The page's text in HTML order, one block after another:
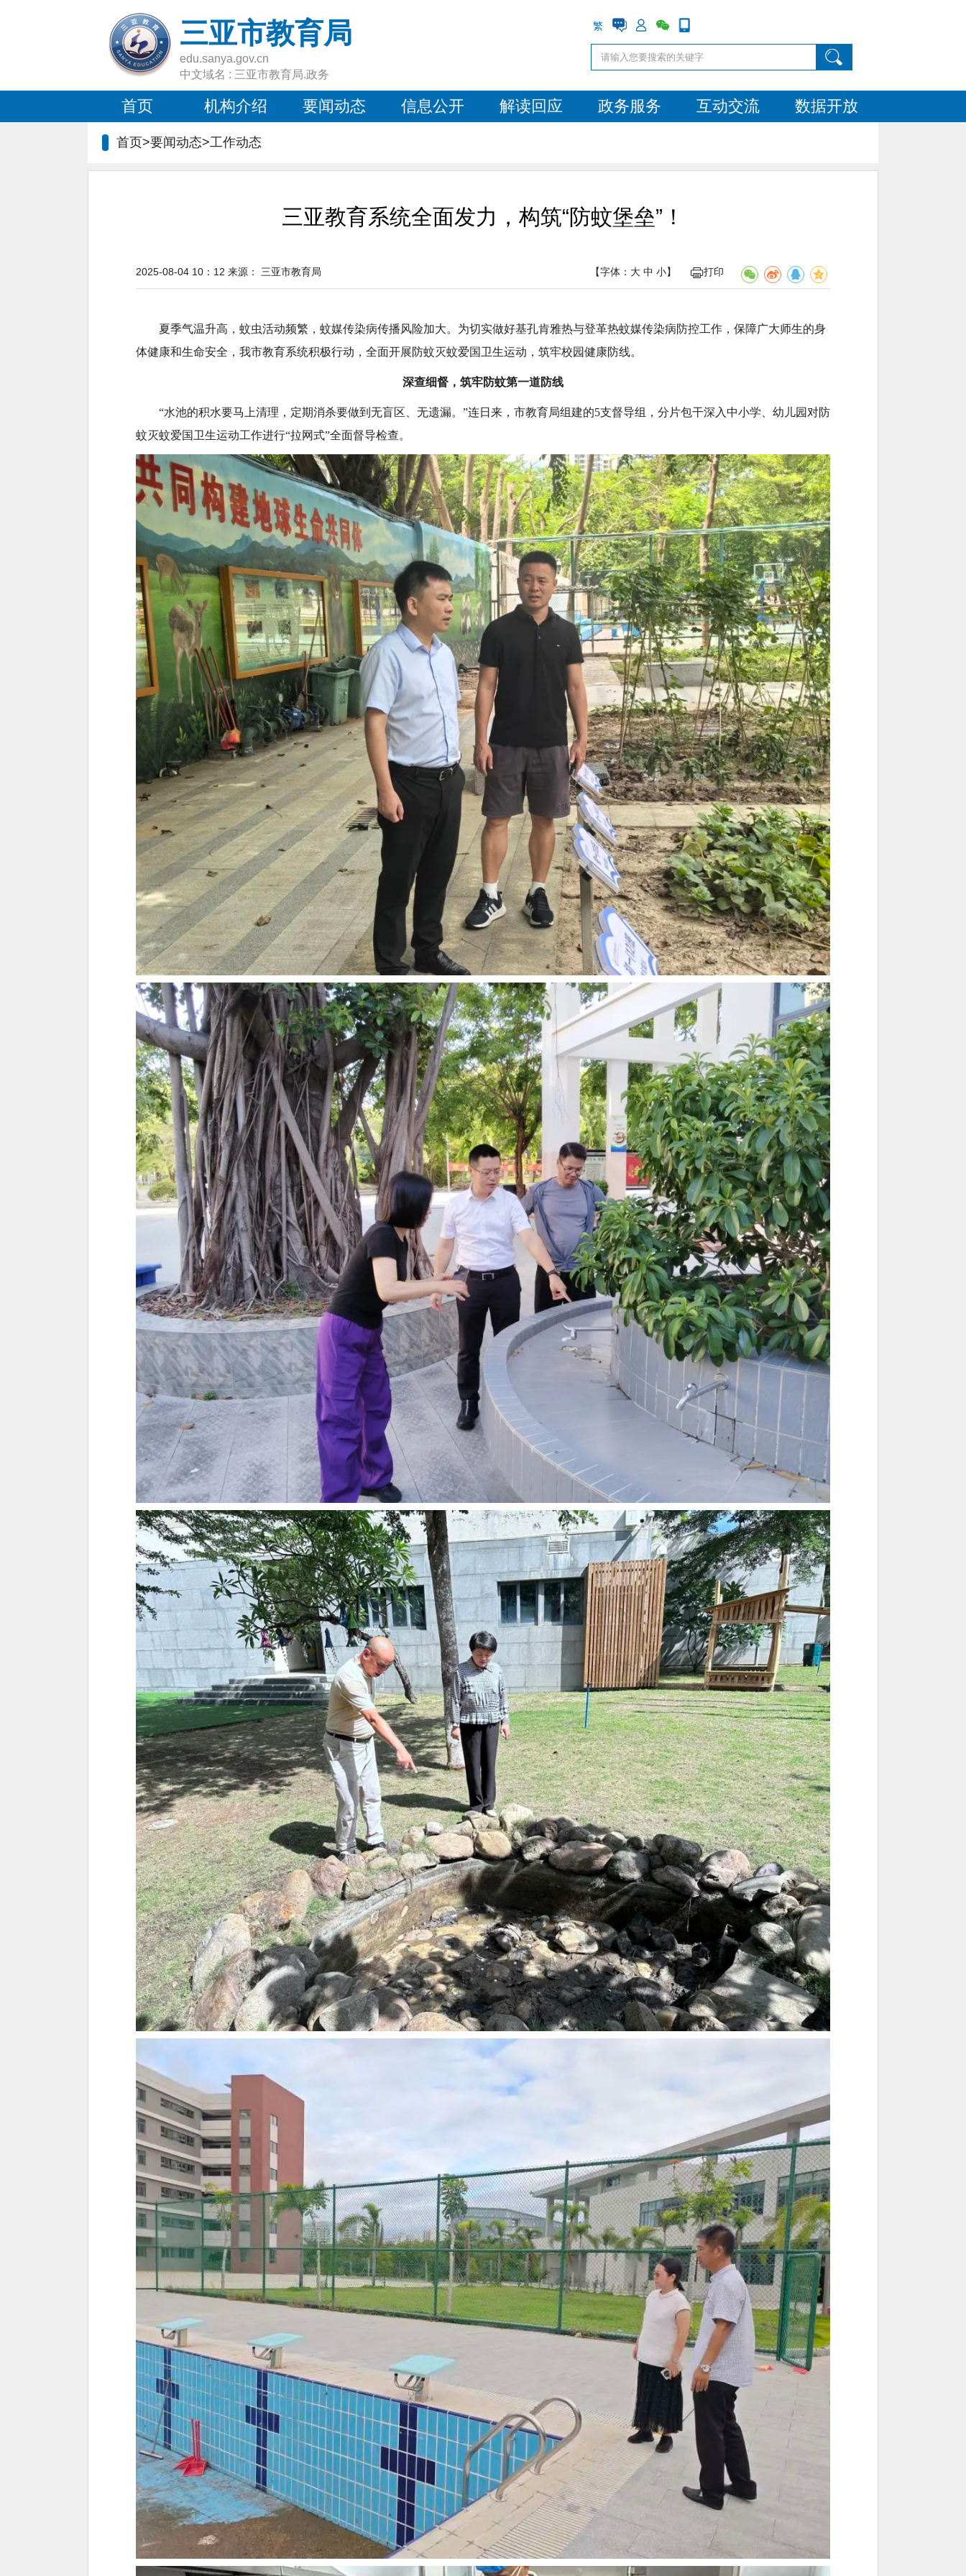
三亚市教育局
edu.sanya.gov.cn
中文域名 : 三亚市教育局.政务
繁
首页 机构介绍 要闻动态 信息公开 解读回应 政务服务 互动交流 数据开放
首页>要闻动态>工作动态
三亚教育系统全面发力，构筑“防蚊堡垒”！
【字体： 大 中 小】 打印
2025-08-04 10：12 来源： 三亚市教育局
夏季气温升高，蚊虫活动频繁，蚊媒传染病传播风险加大。为切实做好基孔肯雅热与登革热蚊媒传染病防控工作，保障广大师生的身
体健康和生命安全，我市教育系统积极行动，全面开展防蚊灭蚊爱国卫生运动，筑牢校园健康防线。
深查细督，筑牢防蚊第一道防线
“水池的积水要马上清理，定期消杀要做到无盲区、无遗漏。”连日来，市教育局组建的5支督导组，分片包干深入中小学、幼儿园对防
蚊灭蚊爱国卫生运动工作进行“拉网式”全面督导检查。